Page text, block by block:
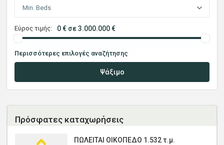
Min. Beds
Εύρος τιμής: 0 € σε 3.000.000 €
Περισσότερες επιλογές αναζήτησης
Ψάξιμο
Πρόσφατες καταχωρήσεις
ΠΩΛΕΙΤΑΙ ΟΙΚΟΠΕΔΟ 1.532 τ.μ.